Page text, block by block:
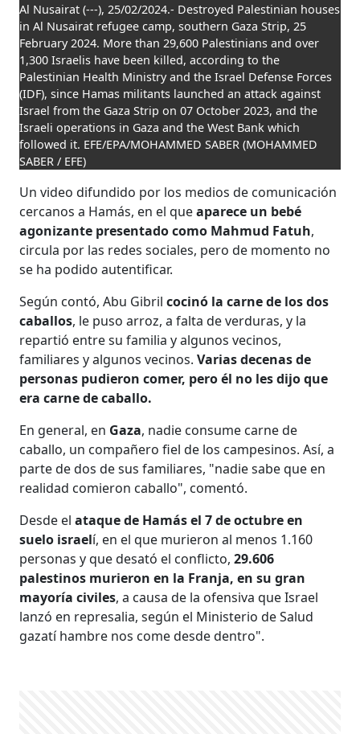
Al Nusairat (---), 25/02/2024.- Destroyed Palestinian houses
in Al Nusairat refugee camp, southern Gaza Strip, 25
February 2024. More than 29,600 Palestinians and over
1,300 Israelis have been killed, according to the
Palestinian Health Ministry and the Israel Defense Forces
(IDF), since Hamas militants launched an attack against
Israel from the Gaza Strip on 07 October 2023, and the
Israeli operations in Gaza and the West Bank which
followed it. EFE/EPA/MOHAMMED SABER (MOHAMMED
SABER / EFE)
Un video difundido por los medios de comunicación
cercanos a Hamás, en el queaparece un bebé
agonizante presentado como Mahmud Fatuh,
circula por las redes sociales, pero de momento no
se ha podido autentificar.
Según contó, Abu Gibrilcocinó la carne de los dos
caballos, le puso arroz, a falta de verduras, y la
repartió entre su familia y algunos vecinos,
familiares y algunos vecinos.Varias decenas de
personas pudieron comer, pero él no les dijo que
era carne de caballo.
En general, en Gaza, nadie consume carne de
caballo, un compañero fiel de los campesinos. Así, a
parte de dos de sus familiares, "nadie sabe que en
realidad comieron caballo", comentó.
Desde elataque de Hamás el 7 de octubre en
suelo israelí, en el que murieron al menos 1.160
personas y que desató el conflicto,29.606
palestinos murieron en la Franja, en su gran
mayoría civiles, a causa de la ofensiva que Israel
lanzó en represalia, según el Ministerio de Salud
gazatí hambre nos come desde dentro".